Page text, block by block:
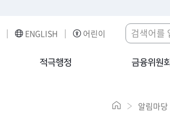
ENGLISH 어린이
적극행정 금융위원회
알림마당